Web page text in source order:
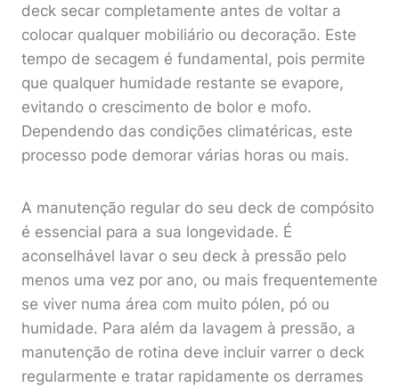
deck secar completamente antes de voltar a
colocar qualquer mobiliário ou decoração. Este
tempo de secagem é fundamental, pois permite
que qualquer humidade restante se evapore,
evitando o crescimento de bolor e mofo.
Dependendo das condições climatéricas, este
processo pode demorar várias horas ou mais.
A manutenção regular do seu deck de compósito
é essencial para a sua longevidade. É
aconselhável lavar o seu deck à pressão pelo
menos uma vez por ano, ou mais frequentemente
se viver numa área com muito pólen, pó ou
humidade. Para além da lavagem à pressão, a
manutenção de rotina deve incluir varrer o deck
regularmente e tratar rapidamente os derrames